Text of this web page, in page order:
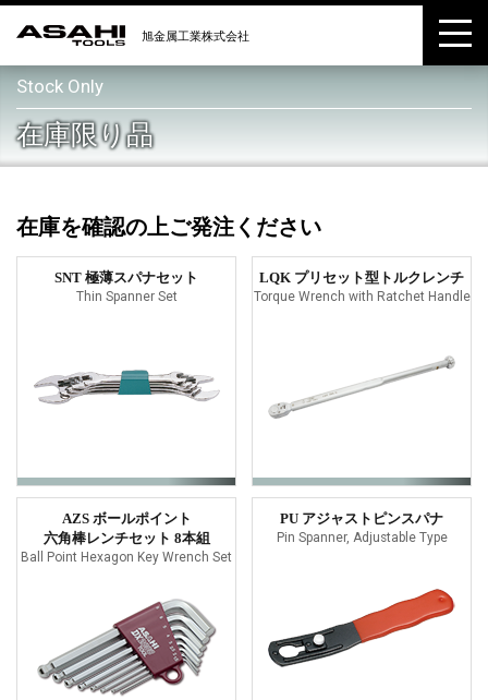
Stock Only
在庫限り品
在庫を確認の上ご発注ください
SNT 極薄スパナセット
Thin Spanner Set
LQK プリセット型トルクレンチ
Torque Wrench with Ratchet Handle
AZS ボールポイント
六角棒レンチセット 8本組
Ball Point Hexagon Key Wrench Set
PU アジャストピンスパナ
Pin Spanner, Adjustable Type